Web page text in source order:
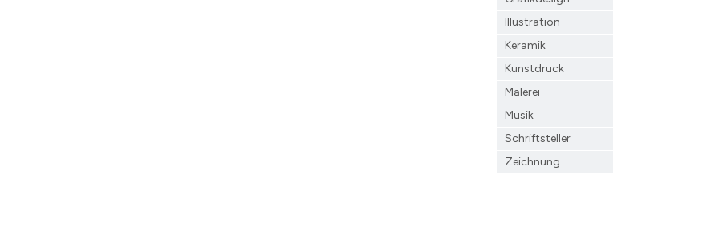
Illustration
Keramik
Kunstdruck
Malerei
Musik
Schriftsteller
Zeichnung